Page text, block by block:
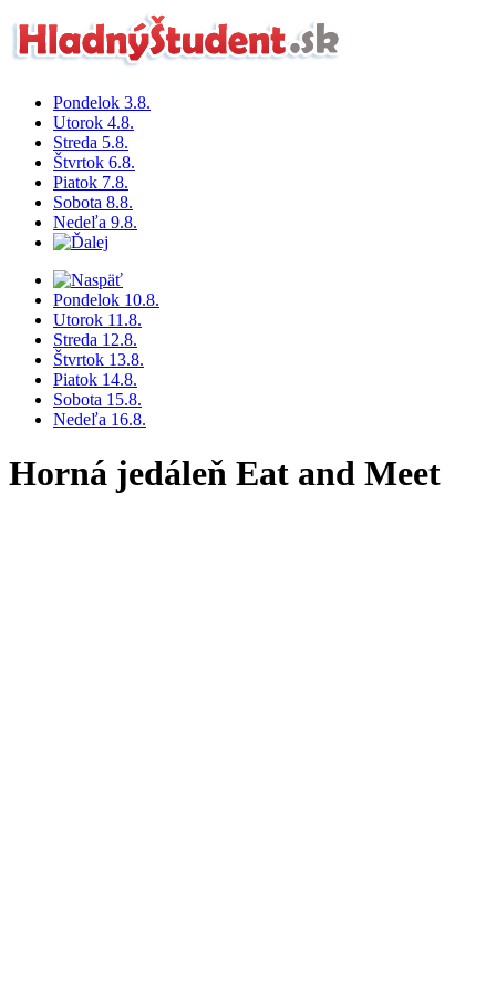
Pondelok 3.8.
Utorok 4.8.
Streda 5.8.
Štvrtok 6.8.
Piatok 7.8.
Sobota 8.8.
Nedeľa 9.8.
Pondelok 10.8.
Utorok 11.8.
Streda 12.8.
Štvrtok 13.8.
Piatok 14.8.
Sobota 15.8.
Nedeľa 16.8.
Horná jedáleň Eat and Meet